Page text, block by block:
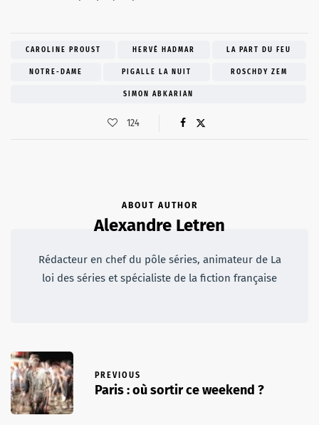
CAROLINE PROUST HERVÉ HADMAR LA PART DU FEU
NOTRE-DAME PIGALLE LA NUIT ROSCHDY ZEM
SIMON ABKARIAN
124
ABOUT AUTHOR
Alexandre Letren
Rédacteur en chef du pôle séries, animateur de La
loi des séries et spécialiste de la fiction française
PREVIOUS
Paris : où sortir ce weekend ?